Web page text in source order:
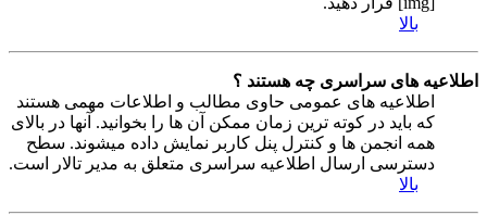
بالا
اطلاعیه های سراسری چه هستند ؟
اطلاعیه های عمومی حاوی مطالب و اطلاعات مهمی هستند
که باید در کوته ترین زمان ممکن آن ها را بخوانید. آنها در بالای
همه انجمن ها و کنترل پنل کاربر نمایش داده میشوند. سطح
دسترسی ارسال اطلاعیه سراسری متعلق به مدیر تالار است.
بالا